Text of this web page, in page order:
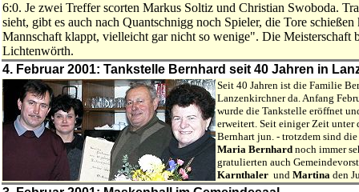
6:0. Je zwei Treffer scorten Markus Soltiz und Christian Swoboda.
sieht, gibt es auch nach Quantschnigg noch Spieler, die Tore
Mannschaft klappt, vielleicht gar nicht so wenige". Die Meisterschaft
Lichtenwörth.
4. Februar 2001: Tankstelle Bernhard seit 40 Jahren in
Seit 40 Jahren ist die Familie
Lanzenkirchner da. Anfang
wurde die Tankstelle eröffnet
erweitert. Seit einiger Zeit unter
Bernhart jun. - trotzdem sind
Maria Bernhard noch immer
gratulierten auch
Karnthaler und Martina den